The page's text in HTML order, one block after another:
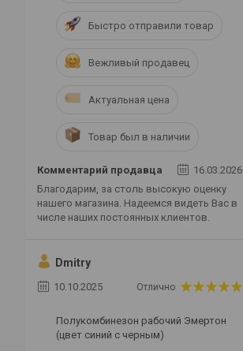
Быстро отправили товар
Вежливый продавец
Актуальная цена
Товар был в наличии
Комментарий продавца
16.03.2026
Благодарим, за столь высокую оценку
нашего магазина. Надеемся видеть Вас в
числе наших постоянных клиентов.
Dmitry
10.10.2025 Отлично
Полукомбинезон рабочий Эмертон
(цвет синий с черным)